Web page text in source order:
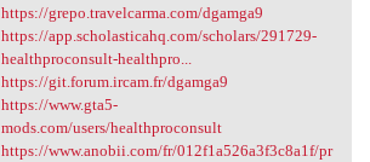
https://grepo.travelcarma.com/dgamga9
https://app.scholasticahq.com/scholars/291729-
healthproconsult-healthpro...
https://git.forum.ircam.fr/dgamga9
https://www.gta5-
mods.com/users/healthproconsult
https://www.anobii.com/fr/012f1a526a3f3c8a1f/pr